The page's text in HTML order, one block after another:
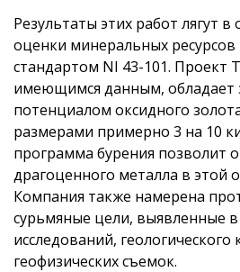
Результаты этих работ лягут
оценки минеральных ресурсов
стандартом NI 43-101. Проект
имеющимся данным, обладает
потенциалом оксидного
размерами примерно 3 на 10
программа бурения позволит
драгоценного металла в этой
Компания также намерена
сурьмяные цели, выявленные
исследований,
геофизических съемок.